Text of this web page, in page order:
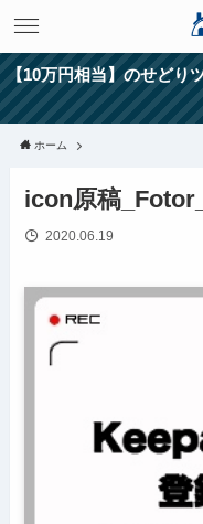
【10万円相当】のせどり
ホーム
icon原稿
2020.06.19